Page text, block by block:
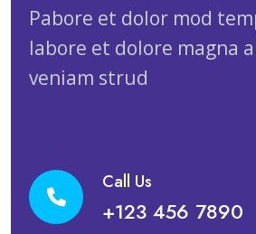
Pabore et dolor mod
labore et dolore magna
veniam strud
Call Us
+123 456 7890